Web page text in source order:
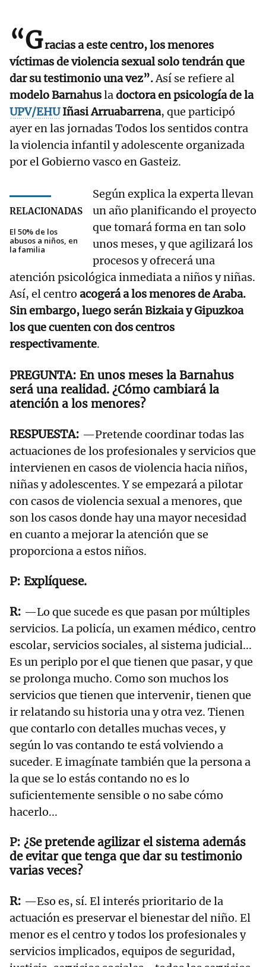
“Gracias a este centro, los menores
víctimas de violencia sexual solo tendrán que
dar su testimonio una vez”.Así se refiere al
modelo Barnahusladoctora en psicología de la
UPV/EHUIñasi Arruabarrena, que participó
ayer en las jornadas Todos los sentidos contra
la violencia infantil y adolescente organizada
por el Gobierno vasco en Gasteiz.
RELACIONADAS
El 50% de los
abusos a niños, en
la familia
Según explica la experta llevan
un año planificando el proyecto
que tomará forma en tan solo
unos meses, y que agilizará los
procesos y ofrecerá una
atención psicológica inmediata a niños y niñas.
Así, el centro acogerá a los menores de Araba.
Sin embargo, luego serán Bizkaia y Gipuzkoa
los que cuenten con dos centros
respectivamente.
En unos meses la Barnahus
será una realidad. ¿Cómo cambiará la
atención a los menores?
—Pretende coordinar todas las
actuaciones de los profesionales y servicios que
intervienen en casos de violencia hacia niños,
niñas y adolescentes. Y se empezará a pilotar
con casos de violencia sexual a menores, que
son los casos donde hay una mayor necesidad
en cuanto a mejorar la atención que se
proporciona a estos niños.
Explíquese.
—Lo que sucede es que pasan por múltiples
servicios. La policía, un examen médico, centro
escolar, servicios sociales, al sistema judicial...
Es un periplo por el que tienen que pasar, y que
se prolonga mucho. Como son muchos los
servicios que tienen que intervenir, tienen que
ir relatando su historia una y otra vez. Tienen
que contarlo con detalles muchas veces, y
según lo vas contando te está volviendo a
suceder. E imagínate también que la persona a
la que se lo estás contando no es lo
suficientemente sensible o no sabe cómo
hacerlo...
¿Se pretende agilizar el sistema además
de evitar que tenga que dar su testimonio
varias veces?
—Eso es, sí. El interés prioritario de la
actuación es preservar el bienestar del niño. El
menor es el centro y todos los profesionales y
servicios implicados, equipos de seguridad,